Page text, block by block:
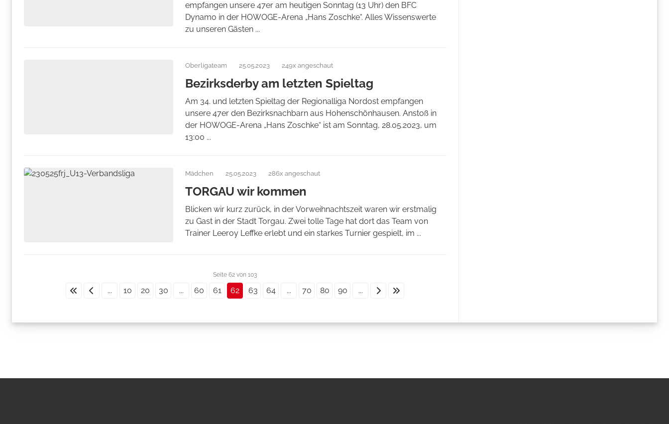
empfangen unsere 47er am heutigen Sonntag (13 Uhr) den BFC
Dynamo in der HOWOGE-Arena „Hans Zoschke“. Alles Wissenswerte
zu unseren Gästen ...
Oberligateam 25.05.2023 249x angeschaut
Bezirksderby am letzten Spieltag
Am 34. und letzten Spieltag der Regionalliga Nordost empfangen
unsere 47er den Bezirksnachbarn aus Hohenschönhausen. Anstoß in
der HOWOGE-Arena „Hans Zoschke“ ist am Sonntag, 28.05.2023, um
13:00 ...
Mädchen 25.05.2023 286x angeschaut
TORGAU wir kommen
Blicken wir kurz zurück, in der Vorweihnachtszeit waren wir erstmalig
zu Gast in der Stadt Torgau. Zwei tolle Tage hat dort das Team von
Trainer Leeroy Leffke erlebt und ein starkes Turnier gespielt, im ...
Seite 62 von 103
... 10 20 30 ... 60 61 62 63 64 ... 70 80 90 ...